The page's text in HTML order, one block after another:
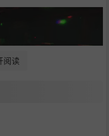
长，都会算作一次违规。
顾客失望的时候，开心宝
阅读